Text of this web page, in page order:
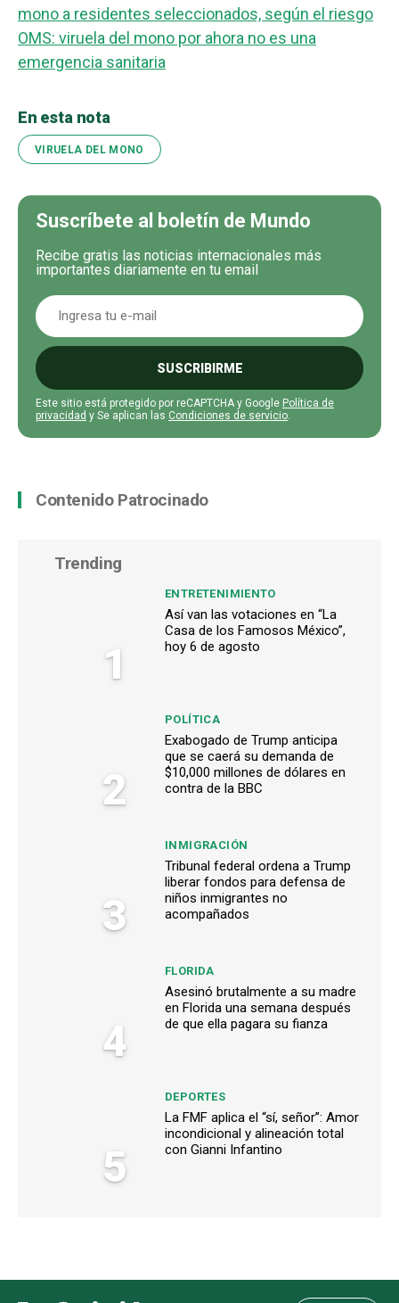
mono a residentes seleccionados, según el riesgo
OMS: viruela del mono por ahora no es una
emergencia sanitaria
En esta nota
VIRUELA DEL MONO
Suscríbete al boletín de Mundo
Recibe gratis las noticias internacionales más
importantes diariamente en tu email
SUSCRIBIRME
Este sitio está protegido por reCAPTCHA y Google Política de
privacidad y Se aplican las Condiciones de servicio.
Contenido Patrocinado
Trending
1
ENTRETENIMIENTO
Así van las votaciones en “La
Casa de los Famosos México”,
hoy 6 de agosto
2
POLÍTICA
Exabogado de Trump anticipa
que se caerá su demanda de
$10,000 millones de dólares en
contra de la BBC
3
INMIGRACIÓN
Tribunal federal ordena a Trump
liberar fondos para defensa de
niños inmigrantes no
acompañados
4
FLORIDA
Asesinó brutalmente a su madre
en Florida una semana después
de que ella pagara su fianza
5
DEPORTES
La FMF aplica el “sí, señor”: Amor
incondicional y alineación total
con Gianni Infantino